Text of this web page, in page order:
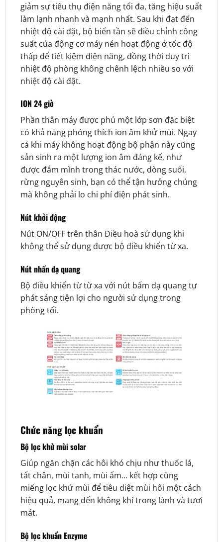
giảm sự tiêu thụ điện năng tối đa, tăng hiệu suất
làm lạnh nhanh và mạnh nhất. Sau khi đạt đến
nhiệt độ cài đặt, bộ biến tần sẽ điều chỉnh công
suất của động cơ máy nén hoạt động ở tốc độ
thấp để tiết kiệm điện năng, đồng thời duy trì
nhiệt độ phòng không chênh lệch nhiều so với
nhiệt độ cài đặt.
ION 24 giờ
Phần thân máy được phủ một lớp sơn đặc biệt
có khả năng phóng thích ion âm khử mùi. Ngay
cả khi máy không hoạt động bộ phận này cũng
sản sinh ra một lượng ion âm đáng kể, như
được đắm mình trong thác nước, dòng suối,
rừng nguyên sinh, bạn có thể tận hưởng chúng
mà không phải lo chi phí điện phát sinh.
Nút khởi động
Nút ON/OFF trên thân Điều hoà sử dụng khi
không thể sử dụng được bộ điều khiển từ xa.
Nút nhấn dạ quang
Bộ điều khiển từ từ xa với nút bấm dạ quang tự
phát sáng tiện lợi cho người sử dụng trong
phòng tối.
Chức năng lọc khuẩn
Bộ lọc khử mùi solar
Giúp ngăn chặn các hôi khó chịu như thuốc lá,
tất chân, mùi tanh, mùi ẩm… kết hợp cùng
miếng lọc khử mùi để tiêu diệt mùi hôi một cách
hiệu quả, mang đến không khí trong lành và tươi
mát.
Bộ lọc khuẩn Enzyme